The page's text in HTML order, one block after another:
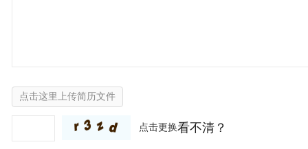
点击这里上传简历文件
看不清？
点击更换